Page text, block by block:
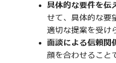
具体的な要件を伝
せて、具体的な要
適切な提案を受け
面談による信頼関
顔を合わせること